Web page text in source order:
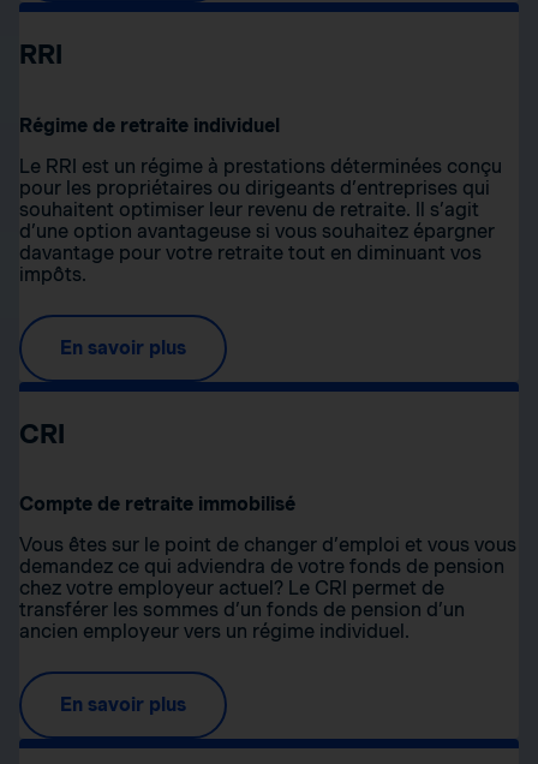
RRI
Régime de retraite individuel
Le RRI est un régime à prestations déterminées conçu
pour les propriétaires ou dirigeants d’entreprises qui
souhaitent optimiser leur revenu de retraite. Il s’agit
d’une option avantageuse si vous souhaitez épargner
davantage pour votre retraite tout en diminuant vos
impôts.
En savoir plus
CRI
Compte de retraite immobilisé
Vous êtes sur le point de changer d’emploi et vous vous
demandez ce qui adviendra de votre fonds de pension
chez votre employeur actuel? Le CRI permet de
transférer les sommes d’un fonds de pension d’un
ancien employeur vers un régime individuel.
En savoir plus